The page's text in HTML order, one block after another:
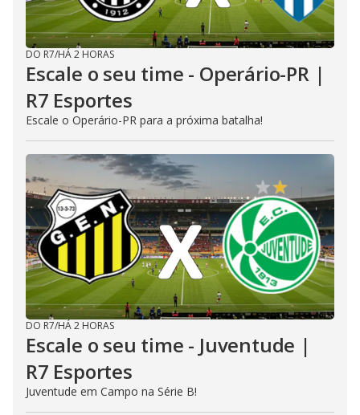
DO R7/HÁ 2 HORAS
Escale o seu time - Operário-PR |
R7 Esportes
Escale o Operário-PR para a próxima batalha!
DO R7/HÁ 2 HORAS
Escale o seu time - Juventude |
R7 Esportes
Juventude em Campo na Série B!